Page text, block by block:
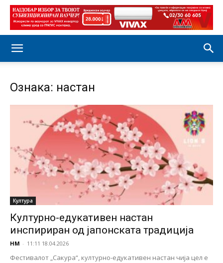
Ознака: настан
Култура
Културно-едукативен настан
инспириран од јапонската традиција
НМ - 11:11 18.04.2026
Фестивалот „Сакура“, културно-едукативен настан чија цел е